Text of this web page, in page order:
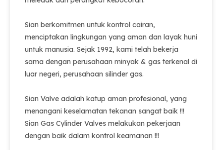
Sian berkomitmen untuk kontrol cairan,
menciptakan lingkungan yang aman dan layak huni
untuk manusia. Sejak 1992, kami telah bekerja
sama dengan perusahaan minyak & gas terkenal di
luar negeri, perusahaan silinder gas.
Sian Valve adalah katup aman profesional, yang
menangani keselamatan tekanan sangat baik !!!
Sian Gas Cylinder Valves melakukan pekerjaan
dengan baik dalam kontrol keamanan !!!